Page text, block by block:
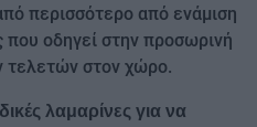
περισσότερο από ενάμιση
που οδηγεί στην προσωρινή
τελετών στον χώρο.
λαμαρίνες για να